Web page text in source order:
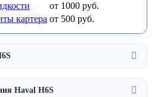
от 1000 руб.
картера от 500 руб.
Haval H6S